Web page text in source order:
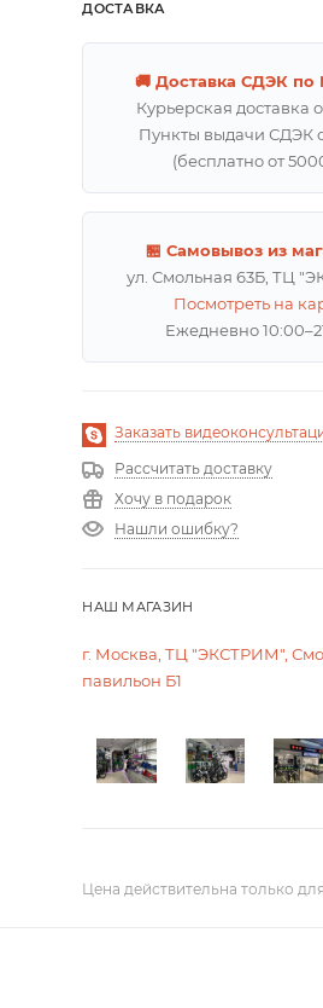
ДОСТАВКА
🚚 Доставка СДЭК по
Курьерская доставка
Пункты выдачи СДЭК
(бесплатно от
🏪 Самовывоз из
ул. Смольная 63Б, ТЦ
Посмотреть на
Ежедневно
Заказать
Рассчитать доставку
Хочу в подарок
Нашли ошибку?
НАШ МАГАЗИН
г. Москва, ТЦ "ЭКСТРИМ",
павильон Б1
Цена действительна только